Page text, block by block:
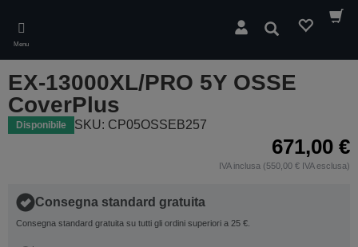
main
content
Menu
Cerca
EX-13000XL/PRO 5Y OSSE
CoverPlus
Disponibile SKU: CP05OSSEB257
671,00 €
IVA inclusa (550,00 € IVA esclusa)
Consegna standard gratuita
Consegna standard gratuita su tutti gli ordini superiori a 25 €.